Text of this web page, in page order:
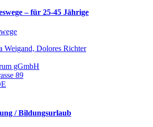
– für 25-45 Jährige
Weigand, Dolores Richter
gGmbH
89
/ Bildungsurlaub